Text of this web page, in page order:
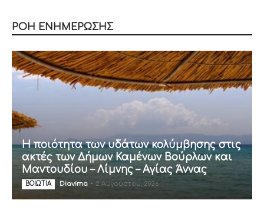
ΡΟΗ ΕΝΗΜΕΡΩΣΗΣ
Η ποιότητα των υδάτων κολύμβησης στις
ακτές των Δήμων Καμένων Βούρλων και
Μαντουδίου – Λίμνης – Αγίας Άννας
ΒΟΙΩΤΙΑ Diavima - 2 Αυγούστου, 2026